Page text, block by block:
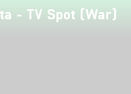
- TV Spot (War)